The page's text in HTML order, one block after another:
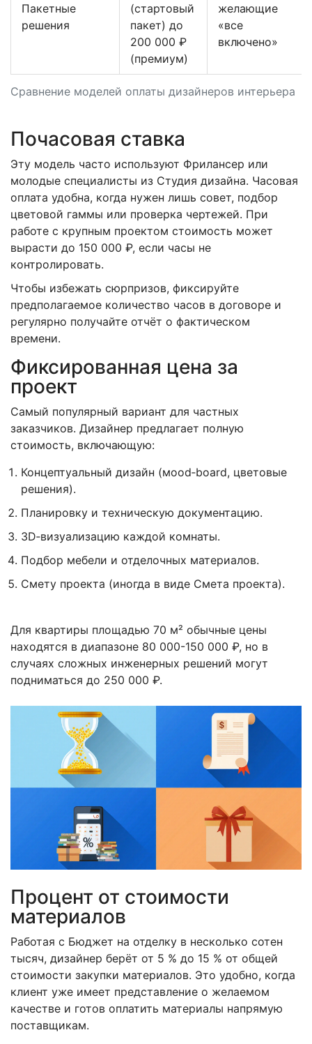
Сравнение моделей оплаты дизайнеров интерьера
Пакетные
решения
(стартовый
пакет) до
200 000 ₽
(премиум)
желающие
«все
включено»
Почасовая ставка
Эту модель часто используют Фрилансер или
молодые специалисты из Студия дизайна. Часовая
оплата удобна, когда нужен лишь совет, подбор
цветовой гаммы или проверка чертежей. При
работе с крупным проектом стоимость может
вырасти до 150 000 ₽, если часы не
контролировать.
Чтобы избежать сюрпризов, фиксируйте
предполагаемое количество часов в договоре и
регулярно получайте отчёт о фактическом
времени.
Фиксированная цена за
проект
Самый популярный вариант для частных
заказчиков. Дизайнер предлагает полную
стоимость, включающую:
Концептуальный дизайн (мood‑board, цветовые
решения).
Планировку и техническую документацию.
3D‑визуализацию каждой комнаты.
Подбор мебели и отделочных материалов.
Смету проекта (иногда в виде Смета проекта).
Для квартиры площадью 70 м² обычные цены
находятся в диапазоне 80 000-150 000 ₽, но в
случаях сложных инженерных решений могут
подниматься до 250 000 ₽.
Процент от стоимости
материалов
Работая с Бюджет на отделку в несколько сотен
тысяч, дизайнер берёт от 5 % до 15 % от общей
стоимости закупки материалов. Это удобно, когда
клиент уже имеет представление о желаемом
качестве и готов оплатить материалы напрямую
поставщикам.